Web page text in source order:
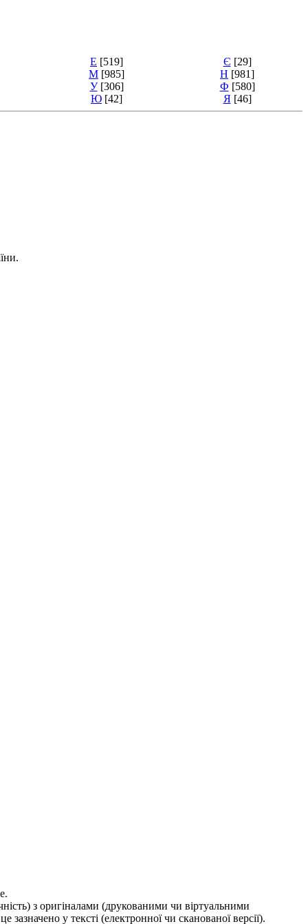
Е [519] Є [29]
М [985] Н [981]
У [306] Ф [580]
Ю [42] Я [46]
з оригіналами (друкованими чи віртуальними
у тексті (електронної чи сканованої версії).